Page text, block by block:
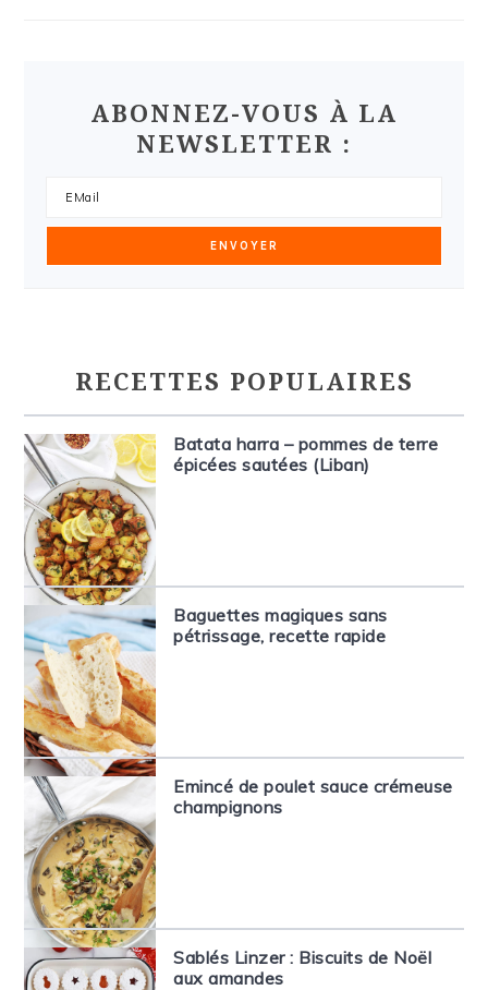
ABONNEZ-VOUS À LA
NEWSLETTER :
RECETTES POPULAIRES
Batata harra – pommes de terre
épicées sautées (Liban)
Baguettes magiques sans
pétrissage, recette rapide
Emincé de poulet sauce crémeuse
champignons
Sablés Linzer : Biscuits de Noël
aux amandes